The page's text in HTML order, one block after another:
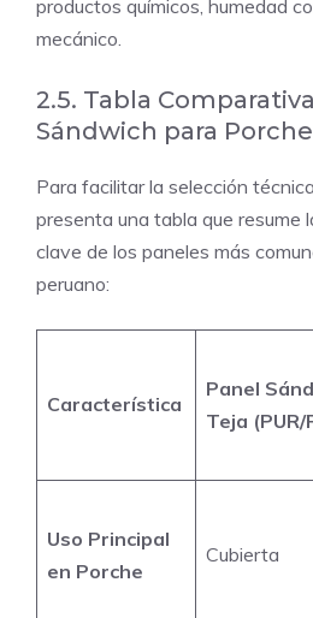
productos químicos, humedad
mecánico.
2.5. Tabla
Sándwich para
Para facilitar la selección
presenta una tabla que resume
clave de los paneles más
peruano:
Característica
Panel
Teja (PUR/
Uso Principal
en Porche
Cubierta